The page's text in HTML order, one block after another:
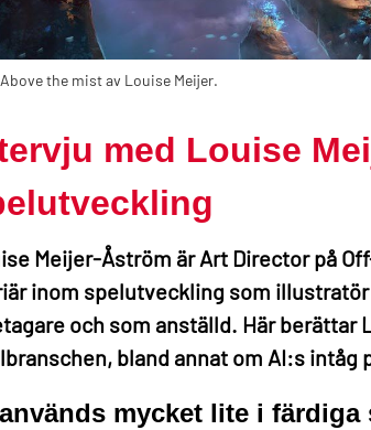
the mist av Louise Meijer.
med Louise
Meijer-Åström är Art Director på
inom spelutveckling som
och som anställd. Här berättar
bland annat om AI:s intåg
mycket lite i färdiga